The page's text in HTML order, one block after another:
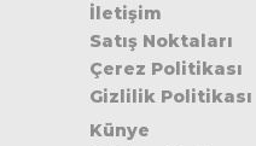
İletişim
Satış Noktaları
Çerez Politikası
Gizlilik Politikası
Künye